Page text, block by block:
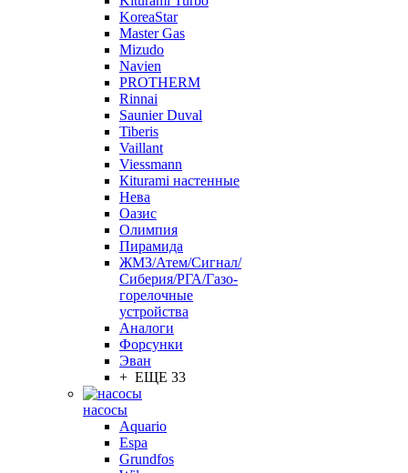
KoreaStar
Master Gas
Mizudo
Navien
PROTHERM
Rinnai
Saunier Duval
Tiberis
Vaillant
Viessmann
Кiturami настенные
Нева
Оазис
Олимпия
Пирамида
ЖМЗ/Атем/Сигнал/
Сиберия/РГА/Газо-
горелочные
устройства
Aналоги
Форсунки
Эван
+ ЕЩЕ 33
насосы
Aquario
Espa
Grundfos